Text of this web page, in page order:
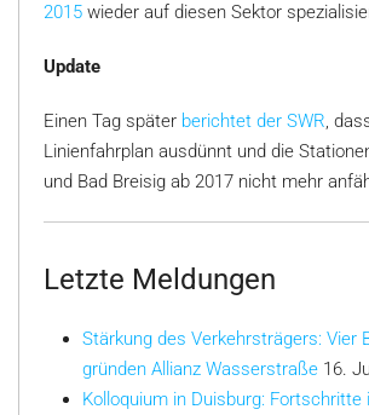
2015 wieder auf diesen Sektor
Update
Einen Tag später berichtet der SWR,
Linienfahrplan ausdünnt und die
und Bad Breisig ab 2017 nicht mehr
Letzte Meldungen
Stärkung des Verkehrsträgers: Vier
gründen Allianz Wasserstraße 16.
Kolloquium in Duisburg: Fortschritte